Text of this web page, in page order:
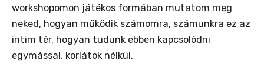
workshopomon játékos formában mutatom meg
neked, hogyan működik számomra, számunkra ez az
intim tér, hogyan tudunk ebben kapcsolódni
egymással, korlátok nélkül.